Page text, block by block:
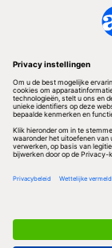
Volg ons
Redactionele partner